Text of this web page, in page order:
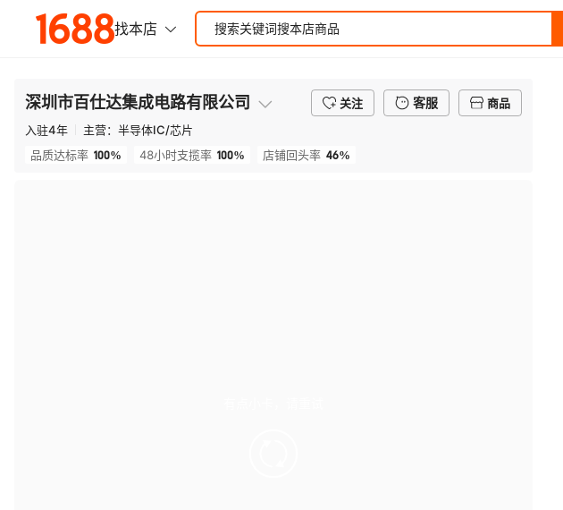
深圳市百仕达集成电路有限公司 关注 客服
商品
入驻4年 主营： 半导体IC/芯片
品质达标率 100% 48小时支揽率 100% 店铺回头率 46%